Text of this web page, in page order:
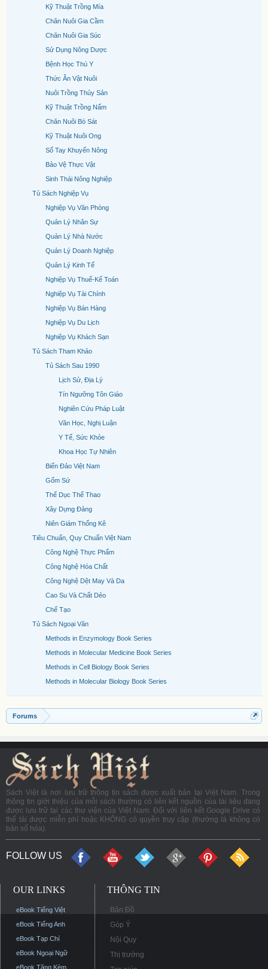
Kỹ Thuật Trồng Mía
Chăn Nuôi Gia Cầm
Chăn Nuôi Gia Súc
Sử Dụng Nông Dược
Bệnh Học Thú Y
Thức Ăn Vật Nuôi
Nuôi Trồng Thủy Sản
Kỹ Thuật Trồng Nấm
Chăn Nuôi Bò Sát
Kỹ Thuật Nuôi Ong
Sổ Tay Khuyến Nông
Bảo Vệ Thực Vật
Sinh Thái Nông Nghiệp
Tủ Sách Nghiệp Vụ
Nghiệp Vụ Văn Phòng
Quản Lý Nhân Sự
Quản Lý Nhà Nước
Quản Lý Doanh Nghiệp
Quản Lý Kinh Tế
Nghiệp Vụ Thuế-Kế Toán
Nghiệp Vụ Tài Chính
Nghiệp Vụ Bán Hàng
Nghiệp Vụ Du Lịch
Nghiệp Vụ Khách Sạn
Tủ Sách Tham Khảo
Tủ Sách Sau 1990
Lịch Sử, Địa Lý
Tín Ngưỡng Tôn Giáo
Nghiên Cứu Pháp Luật
Văn Học, Nghị Luận
Y Tế, Sức Khỏe
Khoa Học Tự Nhiên
Biển Đảo Việt Nam
Gốm Sứ
Thể Dục Thể Thao
Xây Dựng Đảng
Niên Giám Thống Kê
Tiêu Chuẩn, Quy Chuẩn Việt Nam
Công Nghệ Thực Phẩm
Công Nghệ Hóa Chất
Công Nghệ Dệt May Và Da
Cao Su Và Chất Dẻo
Chế Tạo
Tủ Sách Ngoại Văn
Methods in Enzymology Book Series
Methods in Molecular Medicine Book Series
Methods in Cell Biology Book Series
Methods in Molecular Biology Book Series
Forums
Sách Việt là nơi lưu trữ thông tin sách được xuất bản tại Việt Nam. Trong
thông tin giới thiệu của mỗi sách thường có liên kết nguồn của tài liệu đang
được lưu trữ tại các thư viện của Việt Nam. Đối với liên kết Google Drive có
thể tải được miễn phí hoặc KHÔNG có quyền truy cập (thường là không có
bản số hóa).
FOLLOW US
OUR LINKS
eBook Tiếng Việt
eBook Tiếng Anh
eBook Tạp Chí
eBook Ngoại Ngữ
eBook Tặng Kèm
THÔNG TIN
Bản Đồ
Góp Ý
Nội Quy
Thị trường